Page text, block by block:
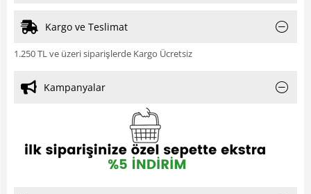
Kargo ve Teslimat
1.250 TL ve üzeri siparişlerde Kargo Ücretsiz
Kampanyalar